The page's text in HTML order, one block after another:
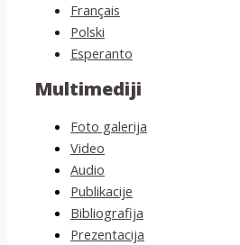
Français
Polski
Esperanto
Multimediji
Foto galerija
Video
Audio
Publikacije
Bibliografija
Prezentacija